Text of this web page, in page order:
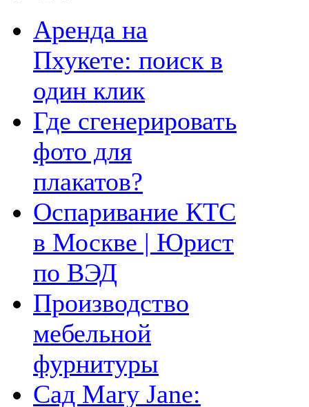
Аренда на
Пхукете: поиск в
один клик
Где сгенерировать
фото для
плакатов?
Оспаривание КТС
в Москве | Юрист
по ВЭД
Производство
мебельной
фурнитуры
Сад Mary Jane: